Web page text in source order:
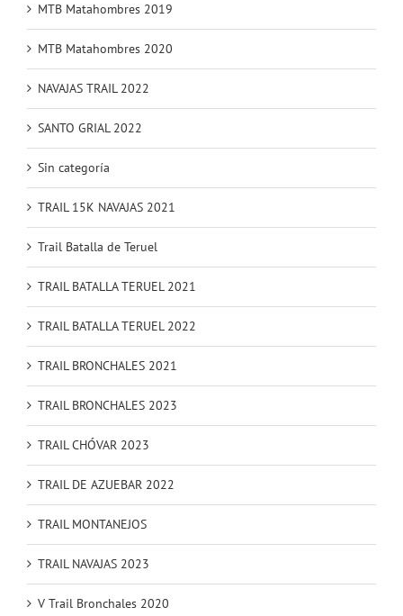
MTB Matahombres 2019
MTB Matahombres 2020
NAVAJAS TRAIL 2022
SANTO GRIAL 2022
Sin categoría
TRAIL 15K NAVAJAS 2021
Trail Batalla de Teruel
TRAIL BATALLA TERUEL 2021
TRAIL BATALLA TERUEL 2022
TRAIL BRONCHALES 2021
TRAIL BRONCHALES 2023
TRAIL CHÓVAR 2023
TRAIL DE AZUEBAR 2022
TRAIL MONTANEJOS
TRAIL NAVAJAS 2023
V Trail Bronchales 2020